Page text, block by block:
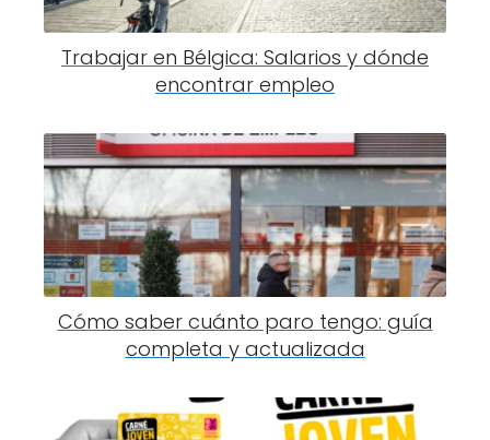
Trabajar en Bélgica: Salarios y dónde
encontrar empleo
Cómo saber cuánto paro tengo: guía
completa y actualizada